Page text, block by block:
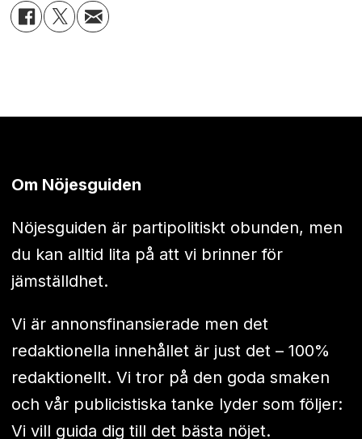
Om Nöjesguiden
Nöjesguiden är partipolitiskt obunden, men
du kan alltid lita på att vi brinner för
jämställdhet.
Vi är annonsfinansierade men det
redaktionella innehållet är just det – 100%
redaktionellt. Vi tror på den goda smaken
och vår publicistiska tanke lyder som följer:
Vi vill guida dig till det bästa nöjet.